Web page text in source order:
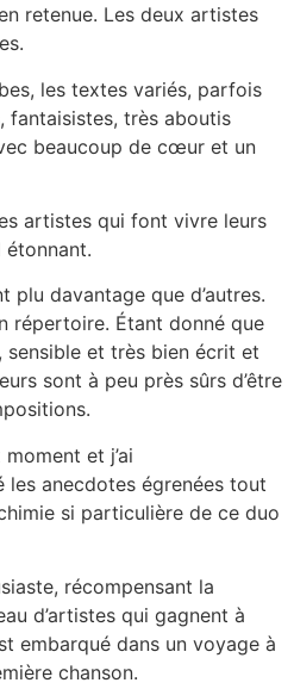
retenue. Les deux artistes
les textes variés, parfois
fantaisistes, très aboutis
beaucoup de cœur et un
artistes qui font vivre leurs
étonnant.
plu davantage que d’autres.
répertoire. Étant donné que
sensible et très bien écrit et
sont à peu près sûrs d’être
et j’ai
anecdotes égrenées tout
si particulière de ce duo
récompensant la
d’artistes qui gagnent à
embarqué dans un voyage à
chanson.